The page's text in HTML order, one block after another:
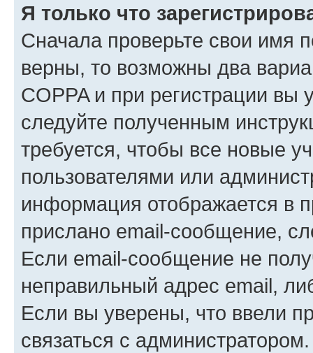
Я только что
Сначала проверьте свои имя
верны, то возможны два
COPPA и при регистрации вы
следуйте полученным
требуется, чтобы все новые
пользователями или
информация отображается в
прислано email-сообщение,
Если email-сообщение не
неправильный адрес email,
Если вы уверены, что ввели
связаться с администратором.